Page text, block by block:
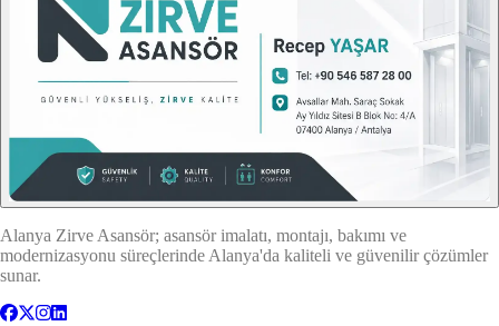
Alanya Zirve Asansör; asansör imalatı, montajı, bakımı ve
modernizasyonu süreçlerinde Alanya'da kaliteli ve güvenilir çözümler
sunar.